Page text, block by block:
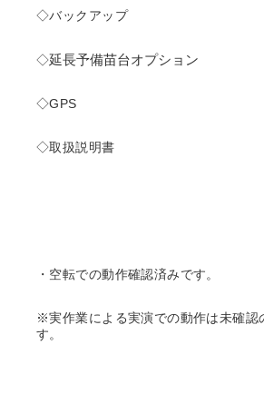
◇バックアップ
◇延長予備苗台オプション
◇GPS
◇取扱説明書
・空転での動作確認済みです。
※実作業による実演での動作は未確認
す。